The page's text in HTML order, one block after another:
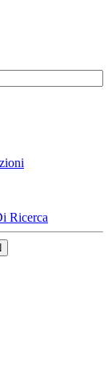
Ricerca